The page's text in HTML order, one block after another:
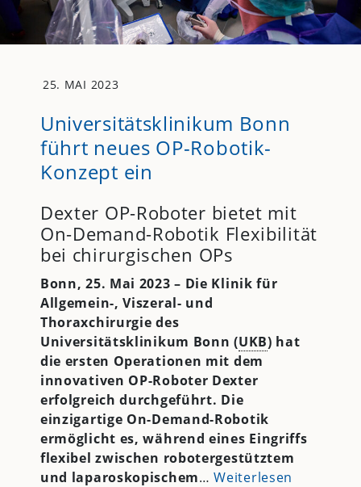
25. MAI 2023
Universitätsklinikum Bonn
führt neues OP-Robotik-
Konzept ein
Dexter OP-Roboter bietet mit
On-Demand-Robotik Flexibilität
bei chirurgischen OPs
Bonn, 25. Mai 2023 – Die Klinik für
Allgemein-, Viszeral- und
Thoraxchirurgie des
Universitätsklinikum Bonn (UKB) hat
die ersten Operationen mit dem
innovativen OP-Roboter Dexter
erfolgreich durchgeführt. Die
einzigartige On-Demand-Robotik
ermöglicht es, während eines Eingriffs
flexibel zwischen robotergestütztem
und laparoskopischem…Weiterlesen